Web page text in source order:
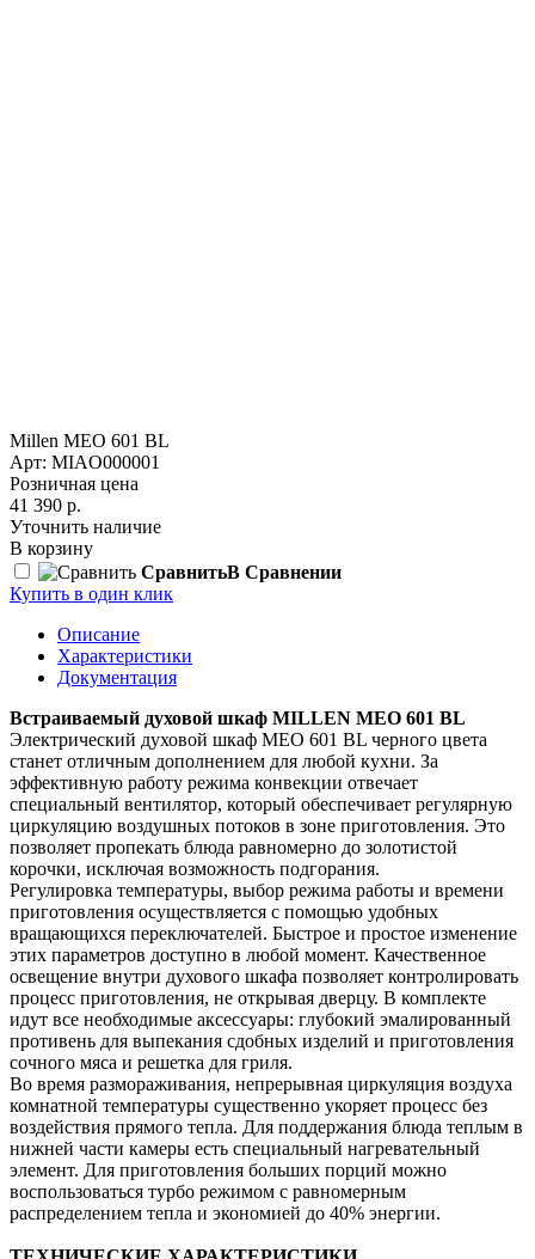
Millen MEO 601 BL
Арт: MIAO000001
Розничная цена
41 390 р.
Уточнить наличие
В корзину
СравнитьВ Сравнении
Купить в один клик
Описание
Характеристики
Документация
Встраиваемый духовой шкаф MILLEN MEO 601 BL
Электрический духовой шкаф MEO 601 BL черного цвета
станет отличным дополнением для любой кухни. За
эффективную работу режима конвекции отвечает
специальный вентилятор, который обеспечивает регулярную
циркуляцию воздушных потоков в зоне приготовления. Это
позволяет пропекать блюда равномерно до золотистой
корочки, исключая возможность подгорания.
Регулировка температуры, выбор режима работы и времени
приготовления осуществляется с помощью удобных
вращающихся переключателей. Быстрое и простое изменение
этих параметров доступно в любой момент. Качественное
освещение внутри духового шкафа позволяет контролировать
процесс приготовления, не открывая дверцу. В комплекте
идут все необходимые аксессуары: глубокий эмалированный
противень для выпекания сдобных изделий и приготовления
сочного мяса и решетка для гриля.
Во время размораживания, непрерывная циркуляция воздуха
комнатной температуры существенно укоряет процесс без
воздействия прямого тепла. Для поддержания блюда теплым в
нижней части камеры есть специальный нагревательный
элемент. Для приготовления больших порций можно
воспользоваться турбо режимом с равномерным
распределением тепла и экономией до 40% энергии.